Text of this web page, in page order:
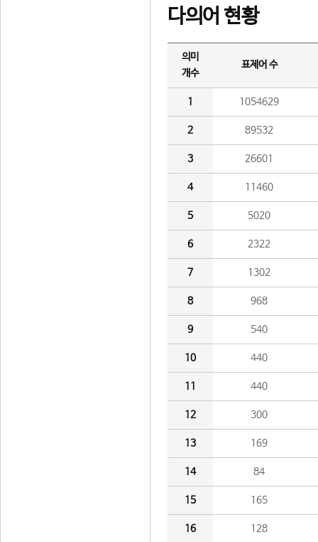
다의어 현황
의미
개수
표제어 수
1 1054629
2 89532
3 26601
4 11460
5 5020
6 2322
7 1302
8 968
9 540
10 440
11 440
12 300
13 169
14 84
15 165
16 128